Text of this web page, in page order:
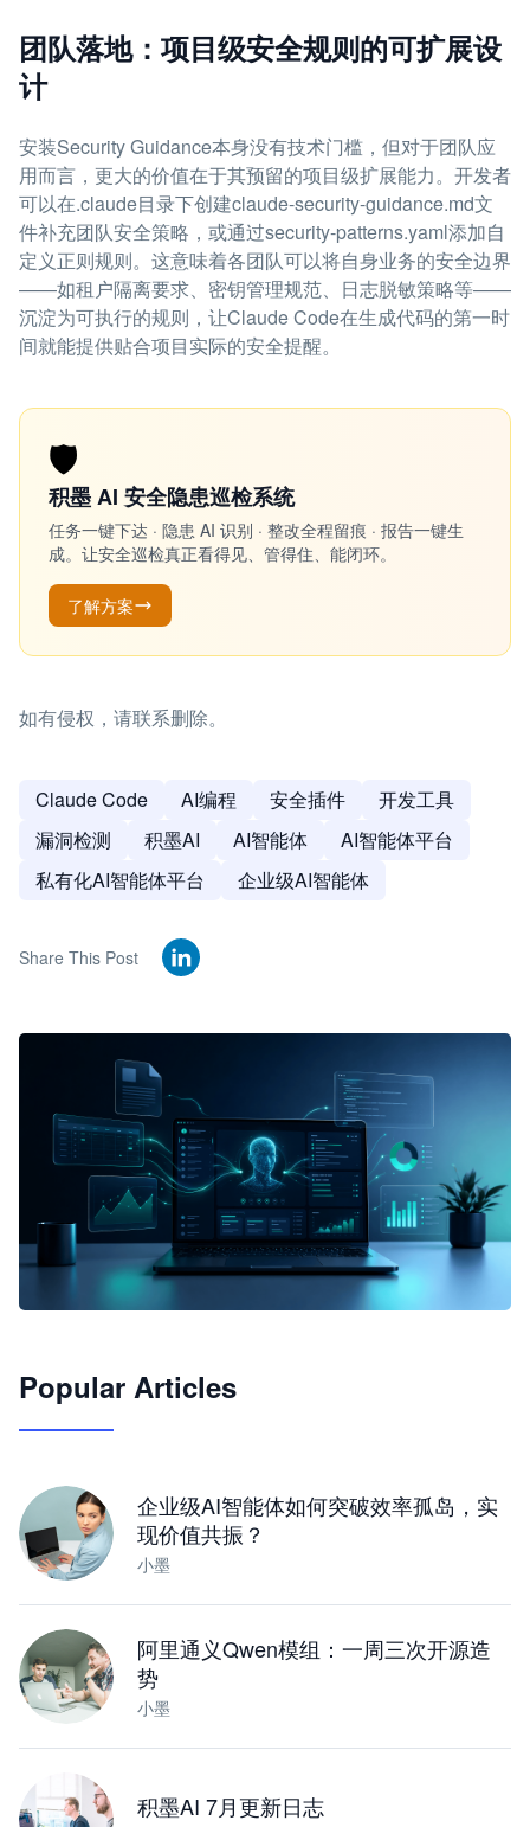
团队落地：项目级安全规则的可扩展设
计
安装Security Guidance本身没有技术门槛，但对于团队应
用而言，更大的价值在于其预留的项目级扩展能力。开发者
可以在.claude目录下创建claude-security-guidance.md文
件补充团队安全策略，或通过security-patterns.yaml添加自
定义正则规则。这意味着各团队可以将自身业务的安全边界
——如租户隔离要求、密钥管理规范、日志脱敏策略等——
沉淀为可执行的规则，让Claude Code在生成代码的第一时
间就能提供贴合项目实际的安全提醒。
🛡️
积墨 AI 安全隐患巡检系统
任务一键下达 · 隐患 AI 识别 · 整改全程留痕 · 报告一键生
成。让安全巡检真正看得见、管得住、能闭环。
了解方案
如有侵权，请联系删除。
Claude Code AI编程 安全插件
开发工具
漏洞检测
积墨AI AI智能体
AI智能体平台
私有化AI智能体平台
企业级AI智能体
Share This Post
JimoClaw 桌面 AI Agent 工作台
Popular Articles
企业级AI智能体如何突破效率孤岛，实
现价值共振？
小墨
阿里通义Qwen模组：一周三次开源造
势
小墨
积墨AI 7月更新日志